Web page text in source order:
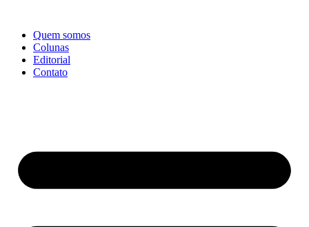
conteúdo
Quem somos
Colunas
Editorial
Contato